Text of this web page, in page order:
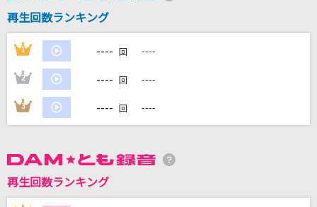
山口百恵
カラオケ最新情報をチェック！
再生回数ランキング
1 ---- 回 ----
2 ---- 回 ----
3 ---- 回 ----
再生回数ランキング